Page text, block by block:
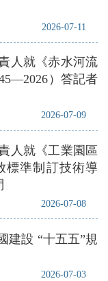
2026-07-11
2026-07-09
人就《赤水河流
）答記者
2026-07-08
人就《工業園區
標準制訂技術導
2026-07-03
建設 “十五五”規